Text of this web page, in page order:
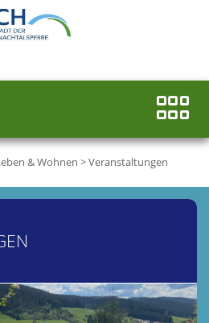
& Wohnen >Veranstaltungen